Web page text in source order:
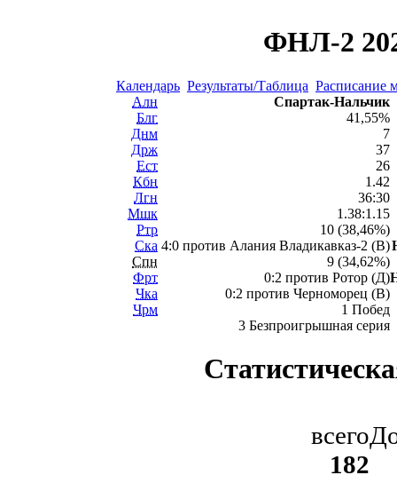
ФНЛ-2
Календарь Результаты/Таблица Расписание
Алн
Блг
Днм
Држ
Ест
Кбн
Лгн
Мшк
Ртр
Ска
Спн
Фрт
Чка
Чрм
Спартак-Нальчик
41,55%
7
37
26
1.42
36:30
1.38:1.15
10 (38,46%)
4:0 против Алания Владикавказ-2 (В)
9 (34,62%)
0:2 против Ротор (Д)
0:2 против Черноморец (В)
1 Побед
3 Безпроигрышная серия
всего
182